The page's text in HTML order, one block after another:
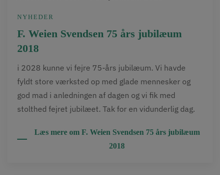
NYHEDER
F. Weien Svendsen 75 års jubilæum
2018
i 2028 kunne vi fejre 75-års jubilæum. Vi havde
fyldt store værksted op med glade mennesker og
god mad i anledningen af dagen og vi fik med
stolthed fejret jubilæet. Tak for en vidunderlig dag.
Læs mere om F. Weien Svendsen 75 års jubilæum
2018